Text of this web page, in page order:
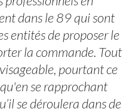
dans le 89 qui sont
entités de proposer le
la commande. Tout
pourtant ce
se rapprochant
se déroulera dans de